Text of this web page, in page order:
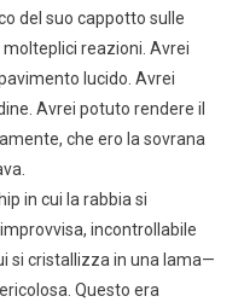
del suo cappotto sulle
reazioni. Avrei
lucido. Avrei
Avrei potuto rendere il
che ero la sovrana
in cui la rabbia si
incontrollabile
si cristallizza in una lama—
Questo era